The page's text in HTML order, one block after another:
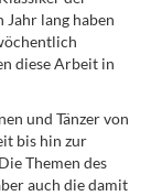
lang haben
diese Arbeit in
und Tänzer von
bis hin zur
Themen des
auch die damit